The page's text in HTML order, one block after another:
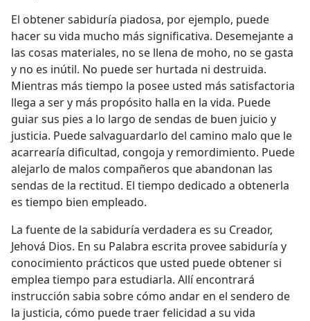
El obtener sabiduría piadosa, por ejemplo, puede
hacer su vida mucho más significativa. Desemejante a
las cosas materiales, no se llena de moho, no se gasta
y no es inútil. No puede ser hurtada ni destruida.
Mientras más tiempo la posee usted más satisfactoria
llega a ser y más propósito halla en la vida. Puede
guiar sus pies a lo largo de sendas de buen juicio y
justicia. Puede salvaguardarlo del camino malo que le
acarrearía dificultad, congoja y remordimiento. Puede
alejarlo de malos compañeros que abandonan las
sendas de la rectitud. El tiempo dedicado a obtenerla
es tiempo bien empleado.
La fuente de la sabiduría verdadera es su Creador,
Jehová Dios. En su Palabra escrita provee sabiduría y
conocimiento prácticos que usted puede obtener si
emplea tiempo para estudiarla. Allí encontrará
instrucción sabia sobre cómo andar en el sendero de
la justicia, cómo puede traer felicidad a su vida